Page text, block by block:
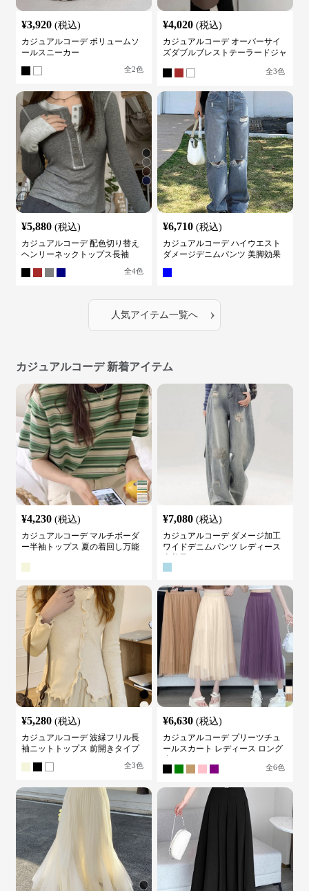
¥3,920 (税込)
カジュアルコーデ ボリュームソ
ールスニーカー
全2色
¥4,020 (税込)
カジュアルコーデ オーバーサイ
ズダブルブレストテーラードジャ
全3色
¥5,880 (税込)
カジュアルコーデ 配色切り替え
ヘンリーネックトップス長袖
全4色
¥6,710 (税込)
カジュアルコーデ ハイウエスト
ダメージデニムパンツ 美脚効果
人気アイテム一覧へ ›
カジュアルコーデ 新着アイテム
¥4,230 (税込)
カジュアルコーデ マルチボーダ
ー半袖トップス 夏の着回し万能
¥7,080 (税込)
カジュアルコーデ ダメージ加工
ワイドデニムパンツ レディース
¥5,280 (税込)
カジュアルコーデ 波縁フリル長
袖ニットトップス 前開きタイプ
全3色
¥6,630 (税込)
カジュアルコーデ プリーツチュ
ールスカート レディース ロング
全6色